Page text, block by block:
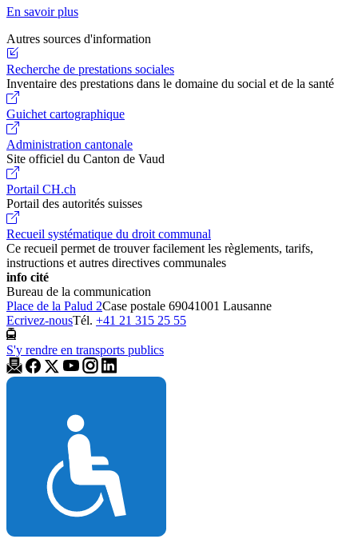
En savoir plus
Autres sources d'information
Recherche de prestations sociales
Inventaire des prestations dans le domaine du social et de la santé
Guichet cartographique
Administration cantonale
Site officiel du Canton de Vaud
Portail CH.ch
Portail des autorités suisses
Recueil systématique du droit communal
Ce recueil permet de trouver facilement les règlements, tarifs,
instructions et autres directives communales
info cité
Bureau de la communication
Place de la Palud 2Case postale 69041001 Lausanne
Ecrivez-nousTél. +41 21 315 25 55
S'y rendre en transports publics